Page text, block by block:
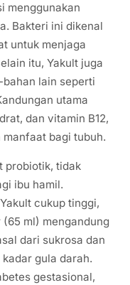
menggunakan
Bakteri ini dikenal
untuk menjaga
itu, Yakult juga
bahan lain seperti
utama
dan vitamin B12,
bagi tubuh.
probiotik, tidak
ibu hamil.
cukup tinggi,
ml) mengandung
dari sukrosa dan
gula darah.
gestasional,